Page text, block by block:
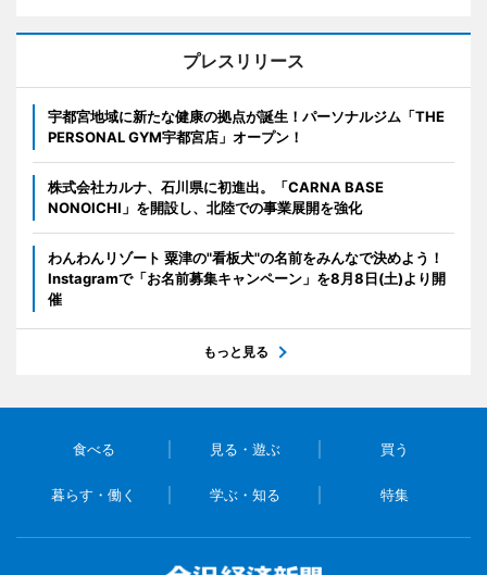
プレスリリース
宇都宮地域に新たな健康の拠点が誕生！パーソナルジム「THE
PERSONAL GYM宇都宮店」オープン！
株式会社カルナ、石川県に初進出。「CARNA BASE
NONOICHI」を開設し、北陸での事業展開を強化
わんわんリゾート 粟津の"看板犬"の名前をみんなで決めよう！
Instagramで「お名前募集キャンペーン」を8月8日(土)より開
催
もっと見る
食べる 見る・遊ぶ 買う
暮らす・働く 学ぶ・知る 特集